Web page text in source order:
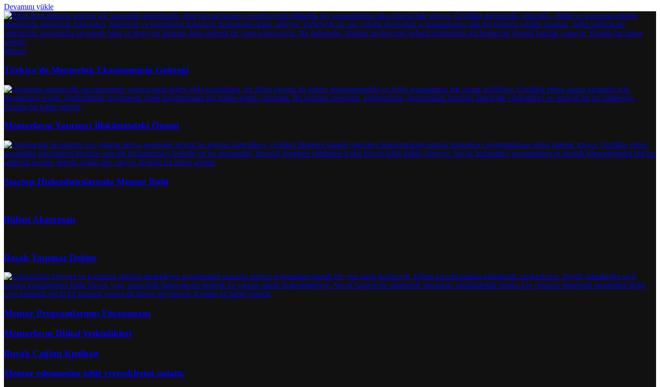
Devamını yükle
Mentor
Türkiye’de Mentorluk Ekosisteminin Geleceği
Mentorların Yatırımcı İlişkilerindeki Önemi
Startup Hızlandırıcılarında Mentor Rolü
Bülent Akgerman
Başak Taşpınar Değim
Mentor Programlarının Finansmanı
Mentorların Dijital Yetkinlikleri
Burak Çağlan Kızılhan
Mentor eşleşmesine ödül vereceklerini anlattı.